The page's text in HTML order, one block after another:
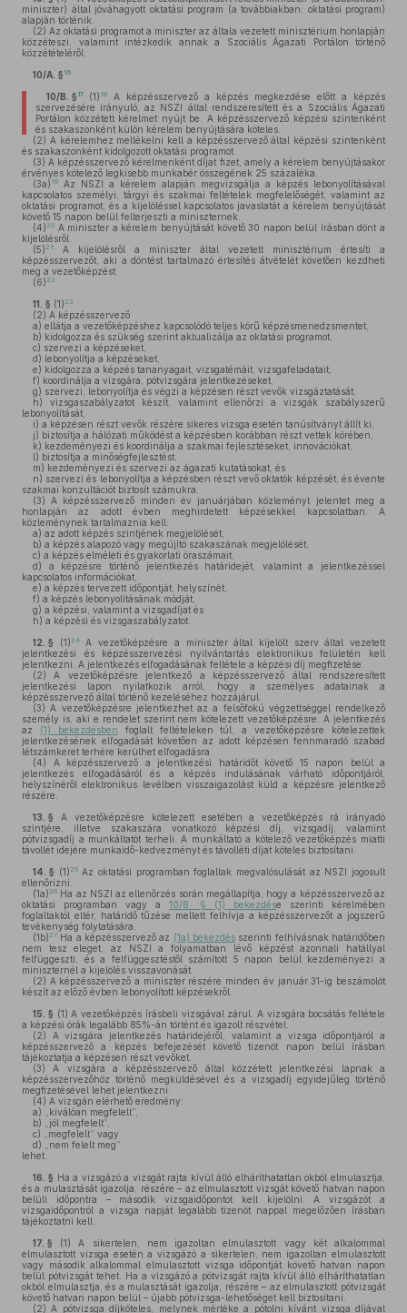
miniszter) által jóváhagyott oktatási program (a továbbiakban: oktatási program)
alapján történik.
(2) Az oktatási programot a miniszter az általa vezetett minisztérium honlapján
közzéteszi, valamint intézkedik annak a Szociális Ágazati Portálon történő
közzétételéről.
10/A. § 16
10/B. § 17 (1) 18A képzésszervező a képzés megkezdése előtt a képzés
szervezésére irányuló, az NSZI által rendszeresített és a Szociális Ágazati
Portálon közzétett kérelmet nyújt be. A képzésszervező képzési szintenként
és szakaszonként külön kérelem benyújtására köteles.
(2) A kérelemhez mellékelni kell a képzésszervező által képzési szintenként
és szakaszonként kidolgozott oktatási programot.
(3) A képzésszervező kérelmenként díjat fizet, amely a kérelem benyújtásakor
érvényes kötelező legkisebb munkabér összegének 25 százaléka.
(3a) 19
Az NSZI a kérelem alapján megvizsgálja a képzés lebonyolításával
kapcsolatos személyi, tárgyi és szakmai feltételek megfelelőségét, valamint az
oktatási programot, és a kijelöléssel kapcsolatos javaslatát a kérelem benyújtását
követő 15 napon belül felterjeszti a miniszternek.
(4) 20 A miniszter a kérelem benyújtását követő 30 napon belül írásban dönt a
kijelölésről.
(5) 21
A kijelölésről a miniszter által vezetett minisztérium értesíti a
képzésszervezőt, aki a döntést tartalmazó értesítés átvételét követően kezdheti
meg a vezetőképzést.
(6) 22
11. § (1) 23
(2) A képzésszervező
a) ellátja a vezetőképzéshez kapcsolódó teljes körű képzésmenedzsmentet,
b) kidolgozza és szükség szerint aktualizálja az oktatási programot,
c) szervezi a képzéseket,
d) lebonyolítja a képzéseket,
e) kidolgozza a képzés tananyagait, vizsgatémáit, vizsgafeladatait,
f) koordinálja a vizsgára, pótvizsgára jelentkezéseket,
g) szervezi, lebonyolítja és végzi a képzésen részt vevők vizsgáztatását,
h) vizsgaszabályzatot készít, valamint ellenőrzi a vizsgák szabályszerű
lebonyolítását,
i) a képzésen részt vevők részére sikeres vizsga esetén tanúsítványt állít ki,
j) biztosítja a hálózati működést a képzésben korábban részt vettek körében,
k) kezdeményezi és koordinálja a szakmai fejlesztéseket, innovációkat,
l) biztosítja a minőségfejlesztést,
m) kezdeményezi és szervezi az ágazati kutatásokat, és
n) szervezi és lebonyolítja a képzésben részt vevő oktatók képzését, és évente
szakmai konzultációt biztosít számukra.
(3) A képzésszervező minden év januárjában közleményt jelentet meg a
honlapján az adott évben meghirdetett képzésekkel kapcsolatban. A
közleménynek tartalmaznia kell:
a) az adott képzés szintjének megjelölését,
b) a képzés alapozó vagy megújító szakaszának megjelölését,
c) a képzés elméleti és gyakorlati óraszámait,
d) a képzésre történő jelentkezés határidejét, valamint a jelentkezéssel
kapcsolatos információkat,
e) a képzés tervezett időpontját, helyszínét,
f) a képzés lebonyolításának módját,
g) a képzési, valamint a vizsgadíjat és
h) a képzési és vizsgaszabályzatot.
12. § (1) 24A vezetőképzésre a miniszter által kijelölt szerv által vezetett
jelentkezési és képzésszervezési nyilvántartás elektronikus felületén kell
jelentkezni. A jelentkezés elfogadásának feltétele a képzési díj megfizetése.
(2) A vezetőképzésre jelentkező a képzésszervező által rendszeresített
jelentkezési lapon nyilatkozik arról, hogy a személyes adatainak a
képzésszervező által történő kezeléséhez hozzájárul.
(3) A vezetőképzésre jelentkezhet az a felsőfokú végzettséggel rendelkező
személy is, aki e rendelet szerint nem kötelezett vezetőképzésre. A jelentkezés
az (1) bekezdésben foglalt feltételeken túl, a vezetőképzésre kötelezettek
jelentkezésének elfogadását követően az adott képzésen fennmaradó szabad
létszámkeret terhére kerülhet elfogadásra.
(4) A képzésszervező a jelentkezési határidőt követő 15 napon belül a
jelentkezés elfogadásáról és a képzés indulásának várható időpontjáról,
helyszínéről elektronikus levélben visszaigazolást küld a képzésre jelentkező
részére.
13. § A vezetőképzésre kötelezett esetében a vezetőképzés rá irányadó
szintjére, illetve szakaszára vonatkozó képzési díj, vizsgadíj, valamint
pótvizsgadíj a munkáltatót terheli. A munkáltató a kötelező vezetőképzés miatti
távollét idejére munkaidő-kedvezményt és távolléti díjat köteles biztosítani.
14. § (1) 25Az oktatási programban foglaltak megvalósulását az NSZI jogosult
ellenőrizni.
(1a) 26 Ha az NSZI az ellenőrzés során megállapítja, hogy a képzésszervező az
oktatási programban vagy a 10/B. § (1) bekezdése szerinti kérelmében
foglaltaktól eltér, határidő tűzése mellett felhívja a képzésszervezőt a jogszerű
tevékenység folytatására.
(1b) 27 Ha a képzésszervező az (1a) bekezdés szerinti felhívásnak határidőben
nem tesz eleget, az NSZI a folyamatban lévő képzést azonnali hatállyal
felfüggeszti, és a felfüggesztéstől számított 5 napon belül kezdeményezi a
miniszternél a kijelölés visszavonását.
(2) A képzésszervező a miniszter részére minden év január 31-ig beszámolót
készít az előző évben lebonyolított képzésekről.
15. § (1) A vezetőképzés írásbeli vizsgával zárul. A vizsgára bocsátás feltétele
a képzési órák legalább 85%-án történt és igazolt részvétel.
(2) A vizsgára jelentkezés határidejéről, valamint a vizsga időpontjáról a
képzésszervező a képzés befejezését követő tizenöt napon belül írásban
tájékoztatja a képzésen részt vevőket.
(3) A vizsgára a képzésszervező által közzétett jelentkezési lapnak a
képzésszervezőhöz történő megküldésével és a vizsgadíj egyidejűleg történő
megfizetésével lehet jelentkezni.
(4) A vizsgán elérhető eredmény:
a) „kiválóan megfelelt”,
b) „jól megfelelt”,
c) „megfelelt” vagy
d) „nem felelt meg”
lehet.
16. § Ha a vizsgázó a vizsgát rajta kívül álló elháríthatatlan okból elmulasztja,
és a mulasztását igazolja, részére – az elmulasztott vizsgát követő hatvan napon
belüli időpontra – második vizsgaidőpontot kell kijelölni. A vizsgázót a
vizsgaidőpontról a vizsga napját legalább tizenöt nappal megelőzően írásban
tájékoztatni kell.
17. § (1)
A sikertelen, nem igazoltan elmulasztott vagy két alkalommal
elmulasztott vizsga esetén a vizsgázó a sikertelen, nem igazoltan elmulasztott
vagy második alkalommal elmulasztott vizsga időpontját követő hatvan napon
belül pótvizsgát tehet. Ha a vizsgázó a pótvizsgát rajta kívül álló elháríthatatlan
okból elmulasztja, és a mulasztását igazolja, részére – az elmulasztott pótvizsgát
követő hatvan napon belül – újabb pótvizsga-lehetőséget kell biztosítani.
(2) A pótvizsga díjköteles, melynek mértéke a pótolni kívánt vizsga díjával